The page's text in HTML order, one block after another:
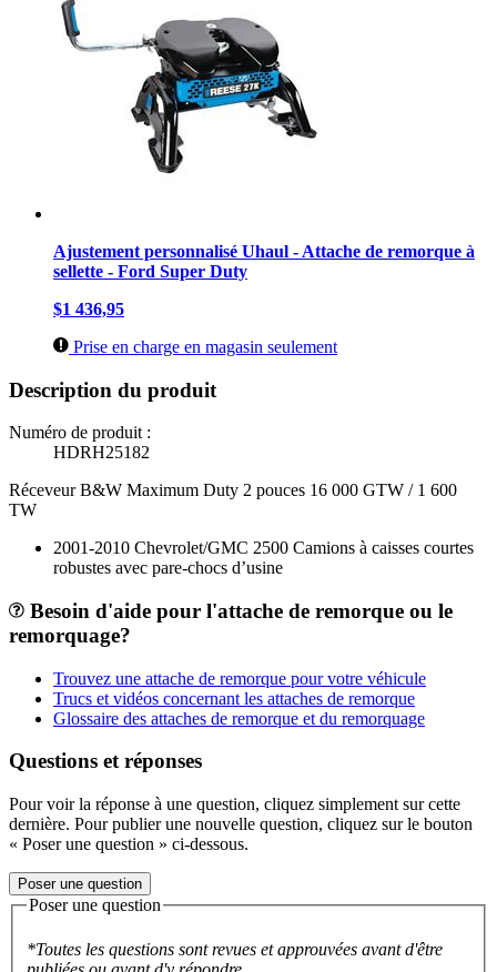
Ajustement personnalisé Uhaul - Attache de remorque à
sellette - Ford Super Duty
$1 436,95
Prise en charge en magasin seulement
Description du produit
Numéro de produit :
HDRH25182
Réceveur B&W Maximum Duty 2 pouces 16 000 GTW / 1 600
TW
2001-2010 Chevrolet/GMC 2500 Camions à caisses courtes
robustes avec pare-chocs d’usine
Besoin d'aide pour l'attache de remorque ou le
remorquage?
Trouvez une attache de remorque pour votre véhicule
Trucs et vidéos concernant les attaches de remorque
Glossaire des attaches de remorque et du remorquage
Questions et réponses
Pour voir la réponse à une question, cliquez simplement sur cette
dernière. Pour publier une nouvelle question, cliquez sur le bouton
« Poser une question » ci-dessous.
Poser une question
Poser une question
*Toutes les questions sont revues et approuvées avant d'être